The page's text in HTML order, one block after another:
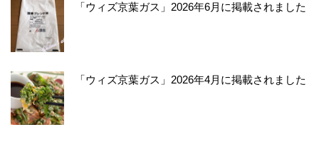
「ウィズ京葉ガス」2026年6月に掲載されました
「ウィズ京葉ガス」2026年4月に掲載されました